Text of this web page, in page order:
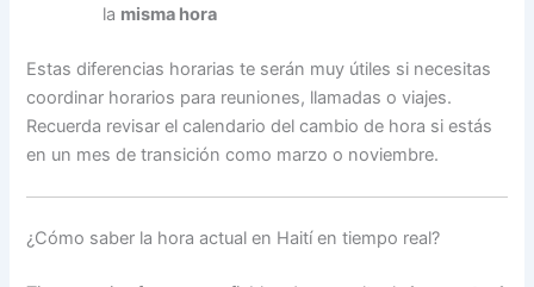
la misma hora
Estas diferencias horarias te serán muy útiles si necesitas
coordinar horarios para reuniones, llamadas o viajes.
Recuerda revisar el calendario del cambio de hora si estás
en un mes de transición como marzo o noviembre.
¿Cómo saber la hora actual en Haití en tiempo real?